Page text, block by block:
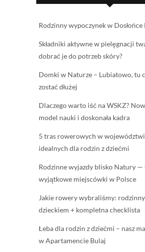
Rodzinny wypoczynek w Dosłońce
Składniki aktywne w pielęgnacji
dobrać je do potrzeb skóry?
Domki w Naturze – Lubiatowo, tu
zostać dłużej
Dlaczego warto iść na WSKZ?
model nauki i doskonała kadra
5 tras rowerowych w
idealnych dla rodzin z dziećmi
Rodzinne wyjazdy blisko Natury —
wyjątkowe miejscówki w Polsce
Jakie rowery wybraliśmy:
dzieckiem + kompletna checklista
Łeba dla rodzin z dziećmi – nasz
w Apartamencie Bulaj